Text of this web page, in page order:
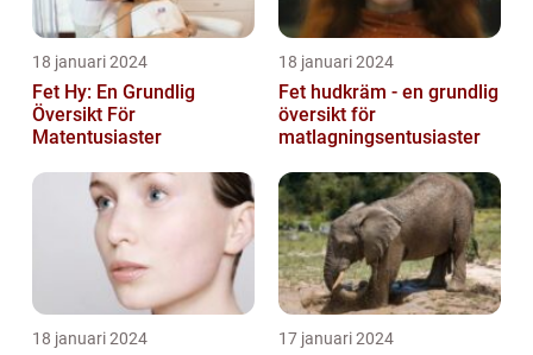
18 januari 2024
Fet Hy: En Grundlig
Översikt För
Matentusiaster
18 januari 2024
Fet hudkräm - en grundlig
översikt för
matlagningsentusiaster
18 januari 2024 17 januari 2024